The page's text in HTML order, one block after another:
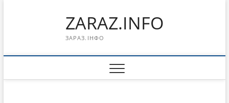
ZARAZ.INFO
ЗАРАЗ.ІНФО